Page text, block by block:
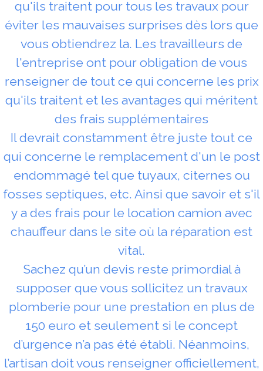
qu'ils traitent pour tous les travaux pour
éviter les mauvaises surprises dès lors que
vous obtiendrez la. Les travailleurs de
l'entreprise ont pour obligation de vous
renseigner de tout ce qui concerne les prix
qu'ils traitent et les avantages qui méritent
des frais supplémentaires
Il devrait constamment être juste tout ce
qui concerne le remplacement d'un le post
endommagé tel que tuyaux, citernes ou
fosses septiques, etc. Ainsi que savoir et s'il
y a des frais pour le location camion avec
chauffeur dans le site où la réparation est
vital.
Sachez qu’un devis reste primordial à
supposer que vous sollicitez un travaux
plomberie pour une prestation en plus de
150 euro et seulement si le concept
d’urgence n’a pas été établi. Néanmoins,
l’artisan doit vous renseigner officiellement,